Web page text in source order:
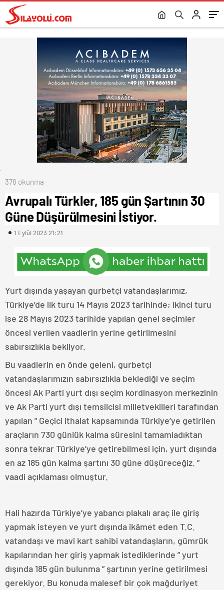
378 okunma
Avrupalı Türkler, 185 gün Şartının 30
Güne Düşürülmesini İstiyor.
1 Eylül 2023 21:21
Yurt dışında yaşayan gurbetçi vatandaşlarımız,
Türkiye’de ilk turu 14 Mayıs 2023 tarihinde; ikinci turu
ise 28 Mayıs 2023 tarihide yapılan genel seçimler
öncesi verilen vaadlerin yerine getirilmesini
sabırsızlıkla bekliyor.
Bu vaadlerin en önde geleni, gurbetçi
vatandaşlarımızın sabırsızlıkla beklediği ve seçim
öncesi Ak Parti yurt dışı seçim kordinasyon merkezinin
ve Ak Parti yurt dışı temsilcisi milletvekilleri tarafından
yapılan ” Geçici ithalat kapsamında Türkiye’ye getirilen
araçların 730 günlük kalma süresini tamamladıktan
sonra tekrar Türkiye’ye getirebilmesi için, yurt dışında
en az 185 gün kalma şartını 30 güne düşüreceğiz. ”
vaadi açıklaması olmuştur.
Hali hazırda Türkiye’ye yabancı plakalı araç ile giriş
yapmak isteyen ve yurt dışında ikâmet eden T.C.
vatandaşı ve mavi kart sahibi vatandaşların, gümrük
kapılarından her giriş yapmak istediklerinde ” yurt
dışında 185 gün bulunma ” şartının yerine getirilmesi
gerekiyor. Bu konuda malesef bir çok mağduriyet
Saati Buluyor.